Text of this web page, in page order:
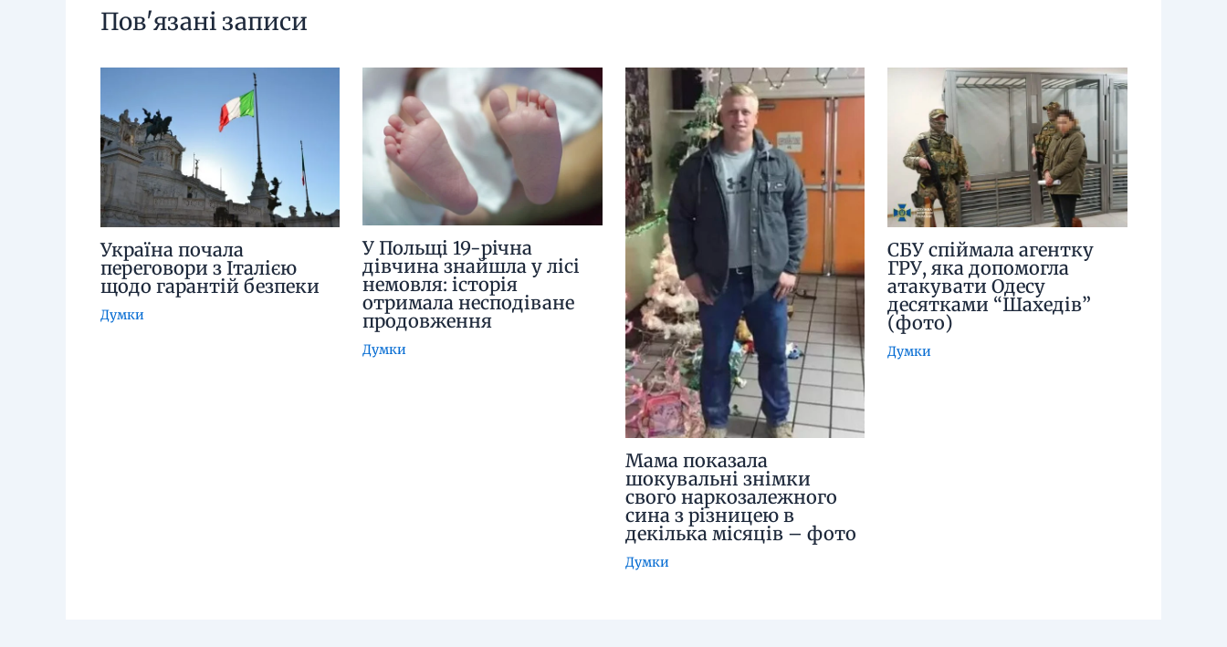
Пов'язані записи
Україна почала
переговори з Італією
щодо гарантій безпеки
Думки
У Польщі 19-річна
дівчина знайшла у лісі
немовля: історія
отримала несподіване
продовження
Думки
Мама показала
шокувальні знімки
свого наркозалежного
сина з різницею в
декілька місяців – фото
Думки
СБУ спіймала агентку
ГРУ, яка допомогла
атакувати Одесу
десятками “Шахедів”
(фото)
Думки